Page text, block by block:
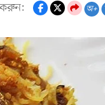
করুন: অ+